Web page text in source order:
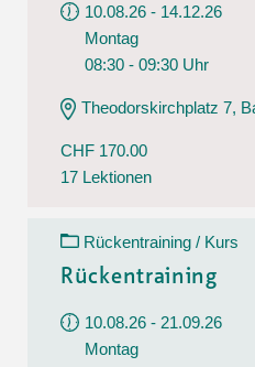
10.08.26 - 14.12.26
Montag
08:30 - 09:30 Uhr
Theodorskirchplatz 7,
CHF 170.00
17 Lektionen
Rückentraining / Kurs
Rückentraining
10.08.26 - 21.09.26
Montag